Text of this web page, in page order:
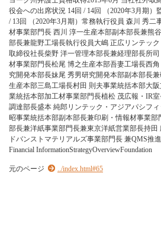
役会への出席状況 14回 / 14回 （2020年3月期）
/ 13回 （2020年3月期）常務執行役員 森川 秀
材事業部門長 西川 淳一生産本部副本部長兼熊
部長兼龍野工場長執行役員大嶋 正広リンテッ
取締役社長柴野 洋一管理本部長兼経理部長所
材事業部門長松尾 博之生産本部吾妻工場長西
究開発本部長妹尾 秀男研究開発本部副本部長
生産本部三島工場長村田 則夫事業統括本部大
業統括本部加工材事業部門長植松 茂広報・IR
調達部長盛本 純郎リンテック・アジアパシフ
昭事業統括本部副本部長兼印刷・情報材事業
部長兼洋紙事業部門長兼東京洋紙営業部長持
ドバンストマテリアルズ事業部門長 兼QMS推
Financial InformationStrategyOverviewFoundation
元のページ ../index.html#65